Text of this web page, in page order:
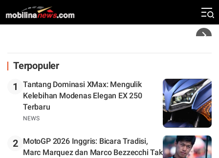
Zona Perburuan Gelar
Terpopuler
1
Tantang Dominasi XMax: Mengulik
Kelebihan Modenas Elegan EX 250
Terbaru
NEWS
2
MotoGP 2026 Inggris: Bicara Tradisi,
Marc Marquez dan Marco Bezzecchi Tak